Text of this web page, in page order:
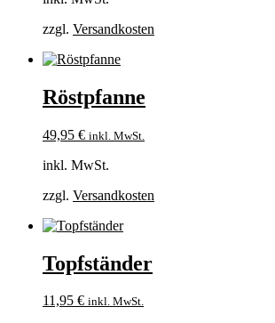
zzgl. Versandkosten
Röstpfanne
49,95 € inkl. MwSt.
inkl. MwSt.
zzgl. Versandkosten
Topfständer
11,95 € inkl. MwSt.